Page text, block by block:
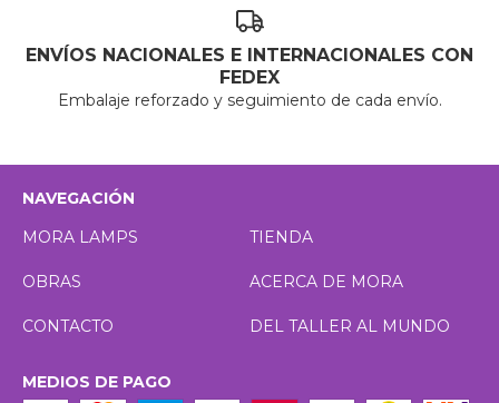
ENVÍOS NACIONALES E INTERNACIONALES CON
FEDEX
Embalaje reforzado y seguimiento de cada envío.
NAVEGACIÓN
MORA LAMPS
TIENDA
OBRAS ACERCA DE MORA
CONTACTO DEL TALLER AL MUNDO
MEDIOS DE PAGO